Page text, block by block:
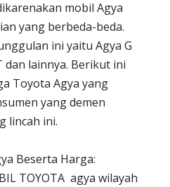
mobil Agya
yang berbeda-beda.
ini yaitu Agya G
dan lainnya. Berikut ini
Toyota Agya yang
yang demen
lincah ini.
Beserta Harga:
TOYOTA agya wilayah